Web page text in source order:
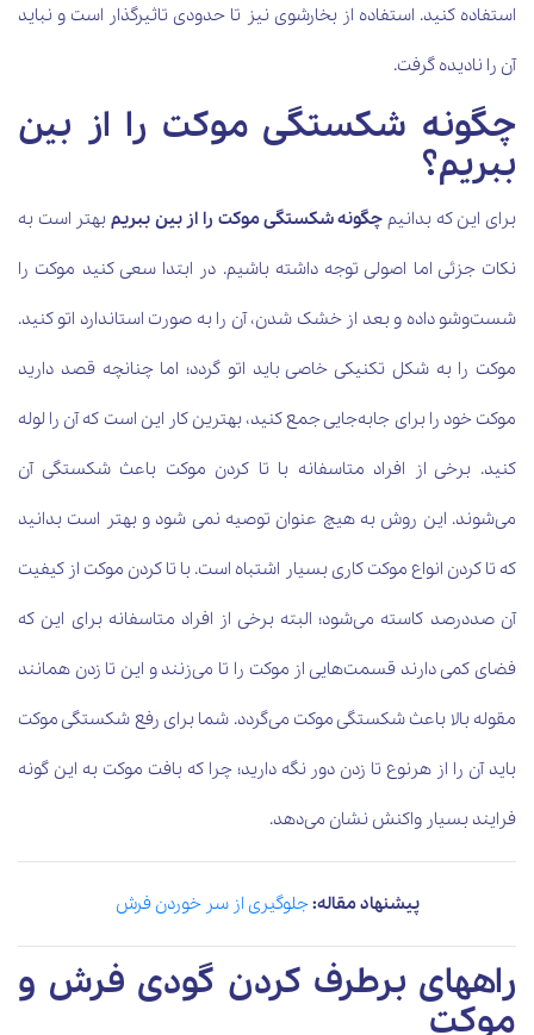
استفاده کنید. استفاده از بخارشوی نیز تا حدودی تاثیرگذار است و نباید
آن را نادیده گرفت.
چگونه شکستگی موکت را از بین
ببریم؟
برای این که بدانیم چگونه شکستگی موکت را از بین ببریمبهتر است به
نکات جزئی اما اصولی توجه داشته باشیم. در ابتدا سعی کنید موکت را
شست‌وشو داده و بعد از خشک شدن، آن را به صورت استاندارد اتو کنید.
موکت را به شکل تکنیکی خاصی باید اتو گردد؛ اما چنانچه قصد دارید
موکت خود را برای جابه‌جایی جمع کنید، بهترین کار این است که آن را لوله
کنید. برخی از افراد متاسفانه با تا کردن موکت باعث شکستگی آن
می‌شوند. این روش به هیچ عنوان توصیه نمی شود و بهتر است بدانید
که تا کردن انواع موکت کاری بسیار اشتباه است. با تا کردن موکت از کیفیت
آن صددرصد کاسته می‌شود؛ البته برخی از افراد متاسفانه برای این که
فضای کمی دارند قسمت‌هایی از موکت را تا می‌زنند و این تا زدن همانند
مقوله بالا باعث شکستگی موکت می‌گردد. شما برای رفع شکستگی موکت
باید آن را از هرنوع تا زدن دور نگه دارید؛ چرا که بافت موکت به این گونه
فرایند بسیار واکنش نشان می‌دهد.
پیشنهاد مقاله:جلوگیری از سر خوردن فرش
راههای برطرف کردن گودی فرش و
موکت